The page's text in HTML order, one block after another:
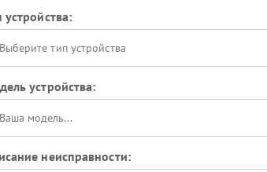
устройства:
Выберите тип устройства
устройства:
неисправности: